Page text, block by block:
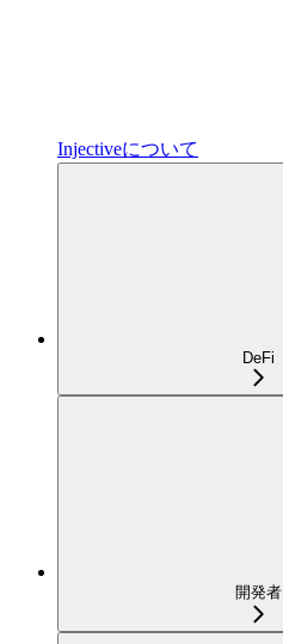
Injectiveについて
DeFi
開発者